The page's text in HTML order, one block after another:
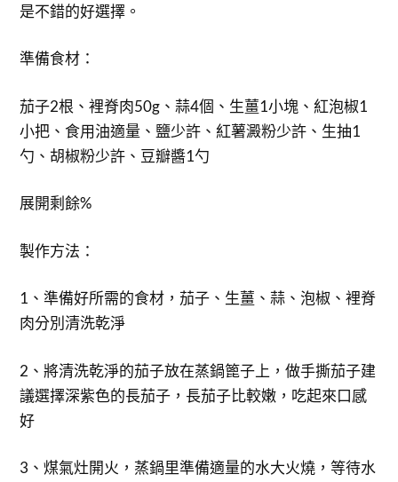
是不錯的好選擇。
準備食材：
茄子2根、裡脊肉50g、蒜4個、生薑1小塊、紅泡椒1
小把、食用油適量、鹽少許、紅薯澱粉少許、生抽1
勺、胡椒粉少許、豆瓣醬1勺
展開剩餘%
製作方法：
1、準備好所需的食材，茄子、生薑、蒜、泡椒、裡脊
肉分別清洗乾淨
2、將清洗乾淨的茄子放在蒸鍋篦子上，做手撕茄子建
議選擇深紫色的長茄子，長茄子比較嫩，吃起來口感
好
3、煤氣灶開火，蒸鍋里準備適量的水大火燒，等待水